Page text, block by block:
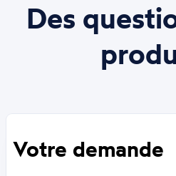
Des
Votre demande